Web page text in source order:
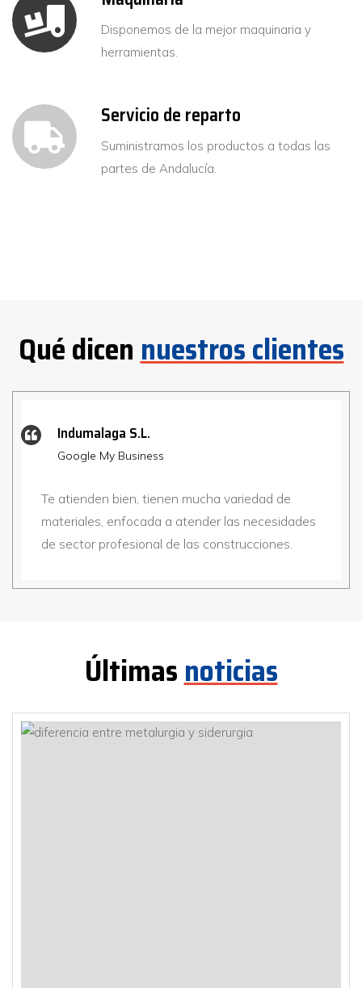
Disponemos de la mejor maquinaria y
herramientas.
Servicio de reparto
Suministramos los productos a todas las
partes de Andalucía.
Qué dicennuestros clientes
Indumalaga S.L.
Google My Business
Te atienden bien, tienen mucha variedad de
materiales, enfocada a atender las necesidades
de sector profesional de las construcciones.
Últimasnoticias